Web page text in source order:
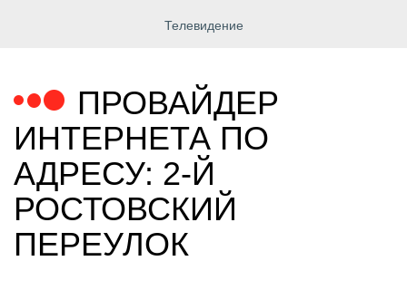
Телевидение
ПРОВАЙДЕР
ИНТЕРНЕТА ПО
АДРЕСУ: 2-Й
РОСТОВСКИЙ
ПЕРЕУЛОК